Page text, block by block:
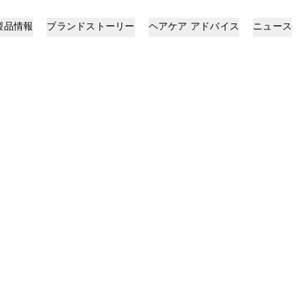
品情報 ブランドストーリー ヘアケア アドバイス​ ニュース